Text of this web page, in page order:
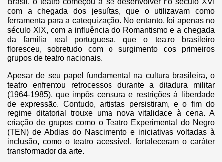
com a chegada dos jesuítas, que o utilizavam como
ferramenta para a catequização. No entanto, foi apenas no
século XIX, com a influência do Romantismo e a chegada
da família real portuguesa, que o teatro brasileiro
floresceu, sobretudo com o surgimento dos primeiros
grupos de teatro nacionais.
Apesar de seu papel fundamental na cultura brasileira, o
teatro enfrentou retrocessos durante a ditadura militar
(1964-1985), que impôs censura e restrições à liberdade
de expressão. Contudo, artistas persistiram, e o fim do
regime ditatorial trouxe uma nova vitalidade à cena. A
criação de grupos como o Teatro Experimental do Negro
(TEN) de Abdias do Nascimento e iniciativas voltadas à
inclusão, como o teatro acessível, fortaleceram o caráter
transformador da arte.